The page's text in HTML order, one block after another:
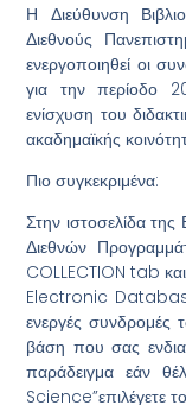
Η Διεύθυνση
Διεθνούς
ενεργοποιηθεί οι
για την περίοδο
ενίσχυση του
ακαδημαϊκής
Πιο συγκεκριμένα:
Στην ιστοσελίδα
Διεθνών
COLLECTION tab
Electronic
ενεργές συνδρομές
βάση που σας
παράδειγμα εάν
Science”επιλέγετε